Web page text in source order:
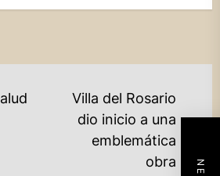
Villa del Rosario
dio inicio a una
emblemática
obra